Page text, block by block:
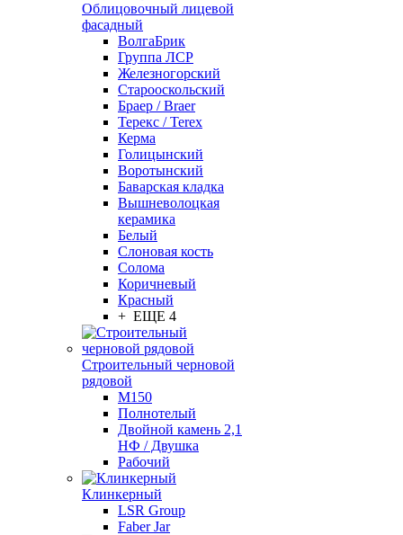
Облицовочный лицевой
фасадный
ВолгаБрик
Группа ЛСР
Железногорский
Старооскольский
Браер / Braer
Терекс / Terex
Керма
Голицынский
Воротынский
Баварская кладка
Вышневолоцкая
керамика
Белый
Слоновая кость
Солома
Коричневый
Красный
+ ЕЩЕ 4
Строительный черновой
рядовой
М150
Полнотелый
Двойной камень 2,1
НФ / Двушка
Рабочий
Клинкерный
LSR Group
Faber Jar